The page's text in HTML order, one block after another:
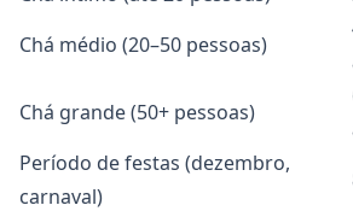
Chá médio (20–50 pessoas)
Chá grande (50+ pessoas)
Período de festas (dezembro,
carnaval)